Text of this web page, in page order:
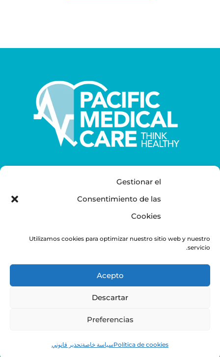
Gestionar el
Consentimiento de las
Cookies
Utilizamos cookies para optimizar nuestro sitio web y nuestro
servicio.
Acepto
Descartar
Preferencias
Política de cookiesسياسة خاصةتحذير قانوني
+34 91 903 3888
سياسة خاصة